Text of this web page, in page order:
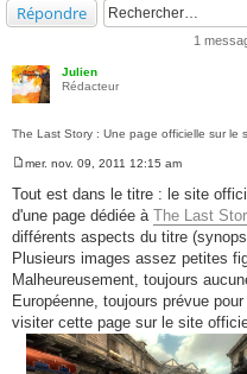
Répondre
1
Julien
Rédacteur
The Last Story : Une page officielle sur le
s
s
a
g
e
mer. nov. 09, 2011 12:15 am
Tout est dans le titre : le site
d'une page dédiée à The Last
différents aspects du titre
Plusieurs images assez petites
Malheureusement, toujours
Européenne, toujours prévue
visiter cette page sur le site